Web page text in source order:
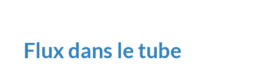
Flux dans le tube